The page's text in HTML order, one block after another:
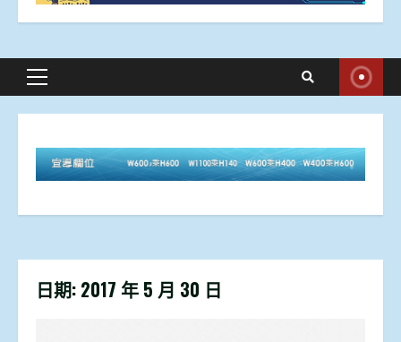
Primary
日期: 2017 年 5 月 30 日